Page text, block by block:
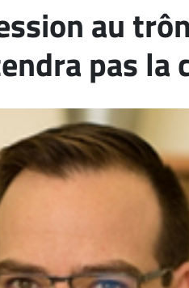
au
pas la